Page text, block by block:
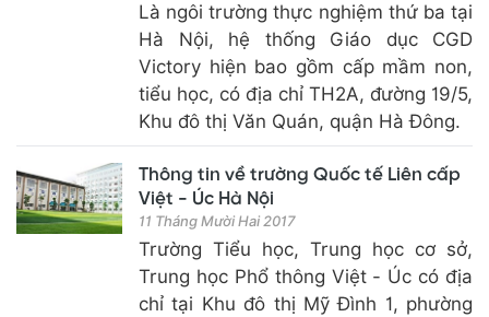
Là ngôi trường thực nghiệm thứ ba tại
Hà Nội, hệ thống Giáo dục CGD
Victory hiện bao gồm cấp mầm non,
tiểu học, có địa chỉ TH2A, đường 19/5,
Khu đô thị Văn Quán, quận Hà Đông.
Thông tin về trường Quốc tế Liên cấp
Việt - Úc Hà Nội
11 Tháng Mười Hai 2017
Trường Tiểu học, Trung học cơ sở,
Trung học Phổ thông Việt - Úc có địa
chỉ tại Khu đô thị Mỹ Đình 1, phường